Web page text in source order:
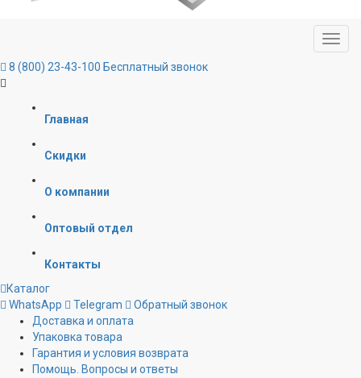
8 (800) 23-43-100 Бесплатный звонок
Главная
Скидки
О компании
Оптовый отдел
Контакты
Каталог
WhatsApp
Telegram
Обратный звонок
Доставка и оплата
Упаковка товара
Гарантия и условия возврата
Помощь. Вопросы и ответы